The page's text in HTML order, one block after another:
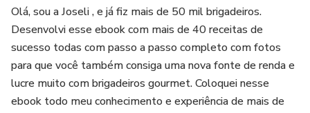
Olá, sou a Joseli , e já fiz mais de 50 mil brigadeiros.
Desenvolvi esse ebook com mais de 40 receitas de
sucesso todas com passo a passo completo com fotos
para que você também consiga uma nova fonte de renda e
lucre muito com brigadeiros gourmet. Coloquei nesse
ebook todo meu conhecimento e experiência de mais de